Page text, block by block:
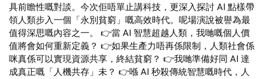
具前瞻性嘅對談。今次佢唔單止講科技，更深入探討 AI 點樣帶
領人類步入一個「永別貧窮」嘅高效時代。呢場演說被譽為最
值得深思嘅內容之一。 👉當 AI 智慧超越人類，我哋嘅個人價
值將會如何重新定義？ 👉如果生產力唔再係限制，人類社會係
咪真係可以實現資源共享，終結貧窮？ 👉我哋準備好同 AI 達
成真正嘅「人機共存」未？ 👉喺 AI 秒殺傳統智慧嘅時代，人